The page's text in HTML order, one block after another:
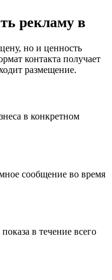
рекламу в
но и ценность
контакта получает
размещение.
в конкретном
сообщение во время
в течение всего